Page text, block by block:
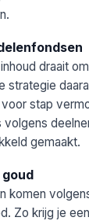
draait
strategie
stap
volgens
gemaakt.
komen
Zo krijg je